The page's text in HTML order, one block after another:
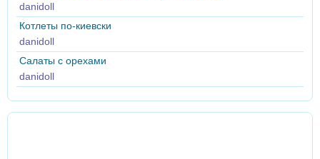
danidoll
Котлеты по-киевски
danidoll
Салаты с орехами
danidoll